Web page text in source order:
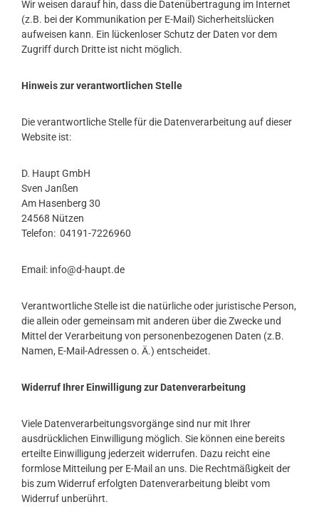
Wir weisen darauf hin, dass die Datenübertragung im Internet
(z.B. bei der Kommunikation per E-Mail) Sicherheitslücken
aufweisen kann. Ein lückenloser Schutz der Daten vor dem
Zugriff durch Dritte ist nicht möglich.
Hinweis zur verantwortlichen Stelle
Die verantwortliche Stelle für die Datenverarbeitung auf dieser
Website ist:
D. Haupt GmbH
Sven Janßen
Am Hasenberg 30
24568 Nützen
Telefon: 04191-7226960
Email: info@d-haupt.de
Verantwortliche Stelle ist die natürliche oder juristische Person,
die allein oder gemeinsam mit anderen über die Zwecke und
Mittel der Verarbeitung von personenbezogenen Daten (z.B.
Namen, E-Mail-Adressen o. Ä.) entscheidet.
Widerruf Ihrer Einwilligung zur Datenverarbeitung
Viele Datenverarbeitungsvorgänge sind nur mit Ihrer
ausdrücklichen Einwilligung möglich. Sie können eine bereits
erteilte Einwilligung jederzeit widerrufen. Dazu reicht eine
formlose Mitteilung per E-Mail an uns. Die Rechtmäßigkeit der
bis zum Widerruf erfolgten Datenverarbeitung bleibt vom
Widerruf unberührt.